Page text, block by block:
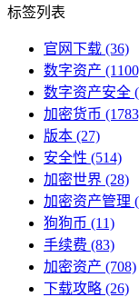
标签列表
官网下载 (36)
数字资产
数字资产安全
加密货币
版本 (27)
安全性 (514)
加密世界 (28)
加密资产管理
狗狗币 (11)
手续费 (83)
加密资产 (708)
下载攻略 (26)